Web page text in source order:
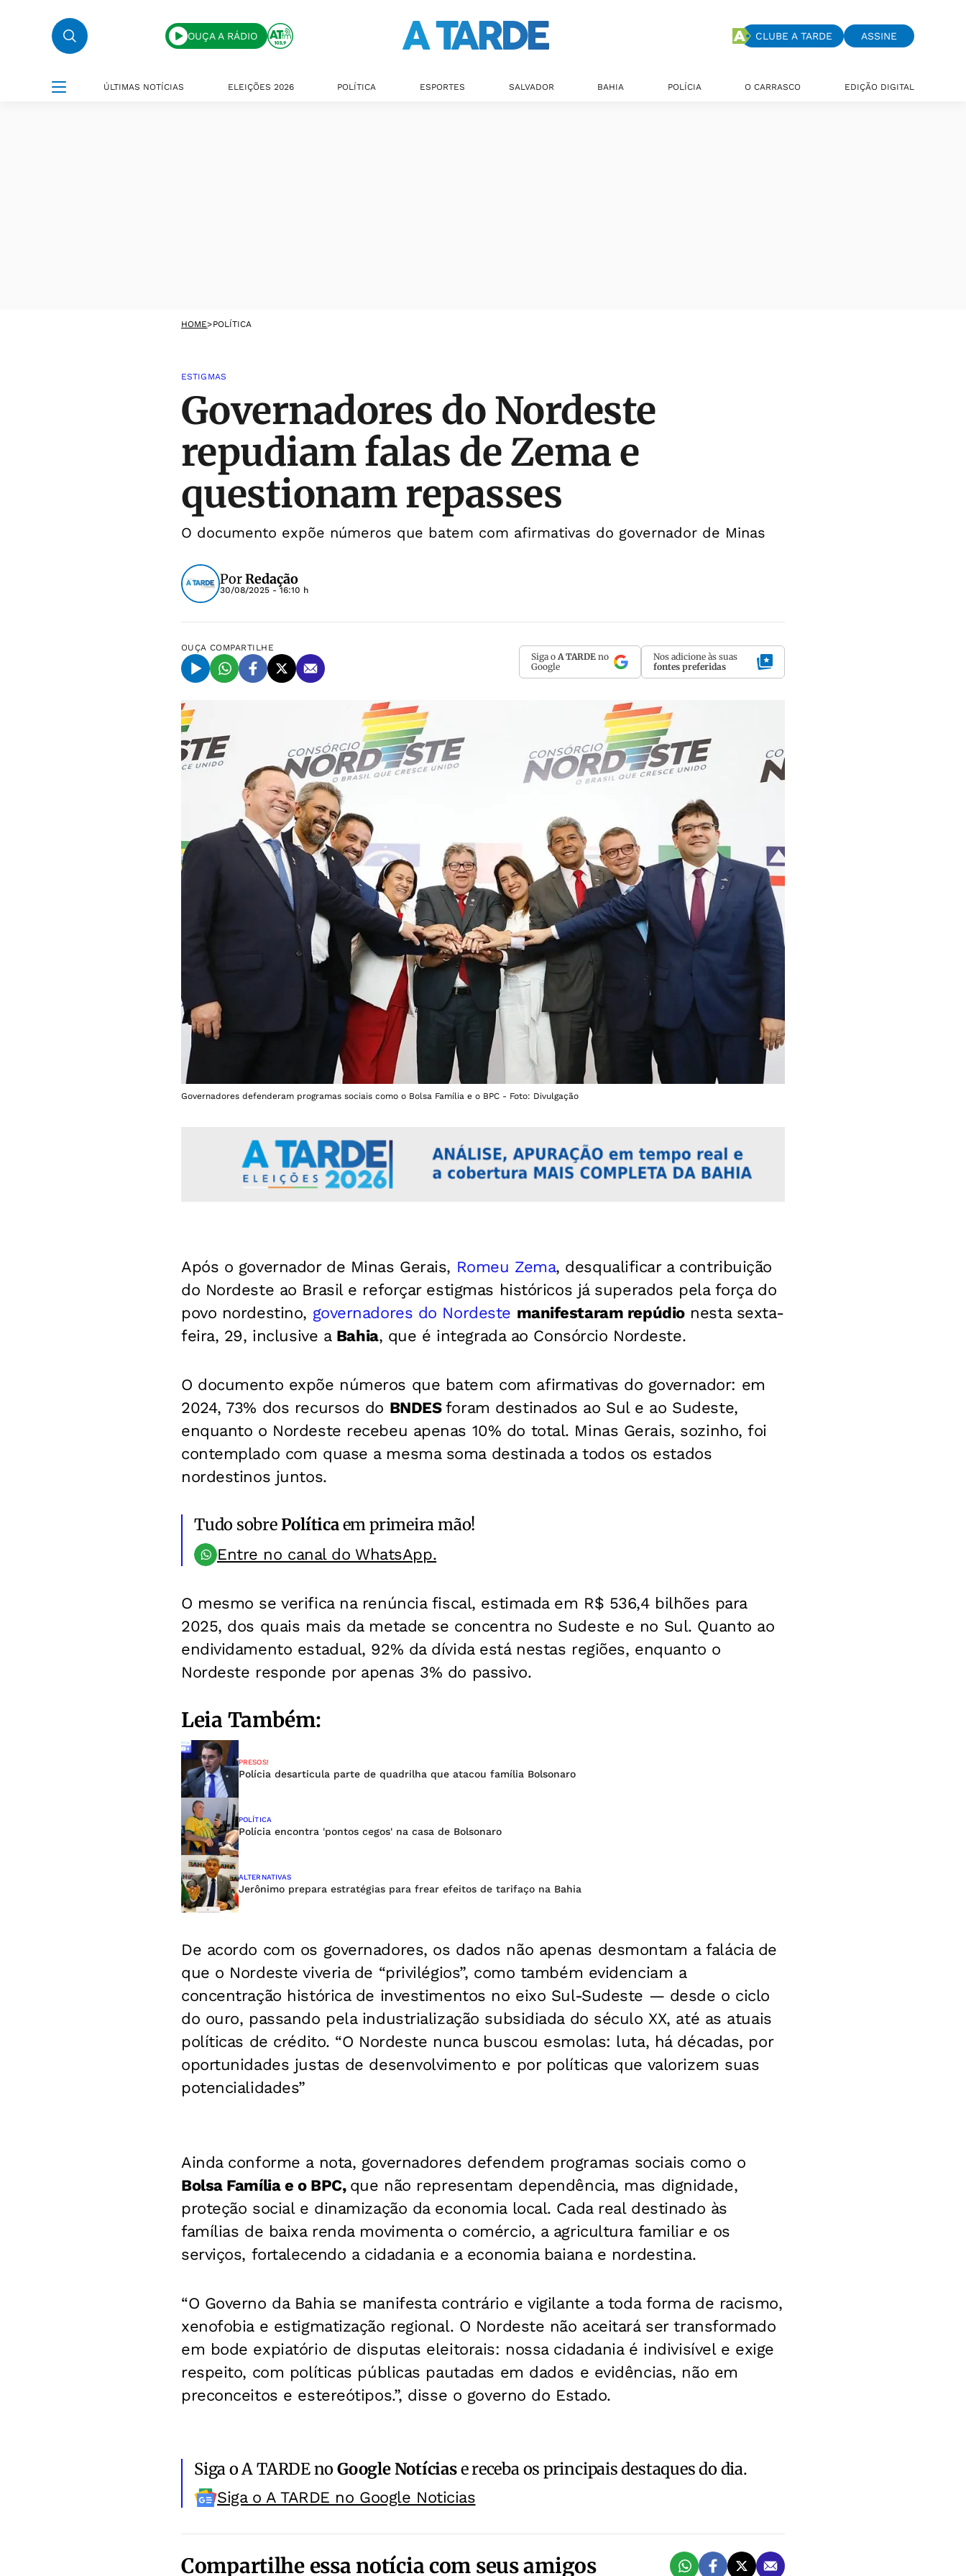
OUÇA A RÁDIO CLUBE A TARDE ASSINE
ÚLTIMAS NOTÍCIAS ELEIÇÕES 2026 POLÍTICA ESPORTES SALVADOR BAHIA POLÍCIA O CARRASCO EDIÇÃO DIGITAL
HOME>POLÍTICA
ESTIGMAS
Governadores do Nordeste
repudiam falas de Zema e
questionam repasses
O documento expõe números que batem com afirmativas do governador de Minas
PorRedação
30/08/2025 - 16:10 h
OUÇA COMPARTILHE
Siga o A TARDE no
Google
Nos adicione às suas
fontes preferidas
Governadores defenderam programas sociais como o Bolsa Família e o BPC - Foto: Divulgação
Após o governador de Minas Gerais, Romeu Zema, desqualificar a contribuição
do Nordeste ao Brasil e reforçar estigmas históricos já superados pela força do
povo nordestino, governadores do Nordeste manifestaram repúdionesta sexta-
feira, 29, inclusive a Bahia, que é integrada ao Consórcio Nordeste.
O documento expõe números que batem com afirmativas do governador: em
2024, 73% dos recursos do BNDES foram destinados ao Sul e ao Sudeste,
enquanto o Nordeste recebeu apenas 10% do total. Minas Gerais, sozinho, foi
contemplado com quase a mesma soma destinada a todos os estados
nordestinos juntos.
Tudo sobrePolíticaem primeira mão!
Entre no canal do WhatsApp.
O mesmo se verifica na renúncia fiscal, estimada em R$ 536,4 bilhões para
2025, dos quais mais da metade se concentra no Sudeste e no Sul. Quanto ao
endividamento estadual, 92% da dívida está nestas regiões, enquanto o
Nordeste responde por apenas 3% do passivo.
Leia Também:
PRESOS!
Polícia desarticula parte de quadrilha que atacou família Bolsonaro
POLÍTICA
Polícia encontra 'pontos cegos' na casa de Bolsonaro
ALTERNATIVAS
Jerônimo prepara estratégias para frear efeitos de tarifaço na Bahia
De acordo com os governadores, os dados não apenas desmontam a falácia de
que o Nordeste viveria de “privilégios”, como também evidenciam a
concentração histórica de investimentos no eixo Sul-Sudeste — desde o ciclo
do ouro, passando pela industrialização subsidiada do século XX, até as atuais
políticas de crédito. “O Nordeste nunca buscou esmolas: luta, há décadas, por
oportunidades justas de desenvolvimento e por políticas que valorizem suas
potencialidades”
Ainda conforme a nota, governadores defendem programas sociais como o
Bolsa Família e o BPC, que não representam dependência, mas dignidade,
proteção social e dinamização da economia local. Cada real destinado às
famílias de baixa renda movimenta o comércio, a agricultura familiar e os
serviços, fortalecendo a cidadania e a economia baiana e nordestina.
“O Governo da Bahia se manifesta contrário e vigilante a toda forma de racismo,
xenofobia e estigmatização regional. O Nordeste não aceitará ser transformado
em bode expiatório de disputas eleitorais: nossa cidadania é indivisível e exige
respeito, com políticas públicas pautadas em dados e evidências, não em
preconceitos e estereótipos.”, disse o governo do Estado.
Siga o A TARDE noGoogle Notíciase receba os principais destaques do dia.
Siga o A TARDE no Google Noticias
Compartilhe essa notícia com seus amigos